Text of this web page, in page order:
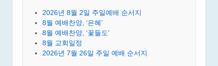
2026년 8월 2일 주일예배 순서지
8월 예배찬양, ‘은혜’
8월 예배찬양, ‘꽃들도’
8월 교회일정
2026년 7월 26일 주일 예배 순서지